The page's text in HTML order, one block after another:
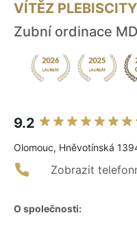
VÍTĚZ
Zubní ordinace
9.2
Olomouc, Hněvotínská
Zobrazit
O společnosti: